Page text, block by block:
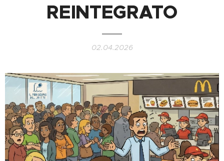
REINTEGRATO
02.04.2026